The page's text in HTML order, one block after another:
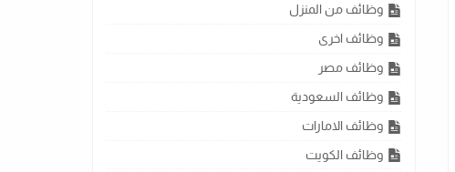
وظائف من المنزل
وظائف اخرى
وظائف مصر
وظائف السعودية
وظائف الامارات
وظائف الكويت